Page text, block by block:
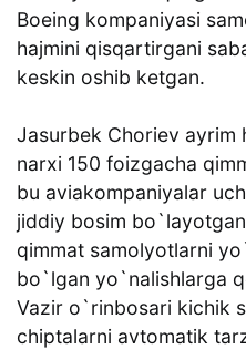
Boeing kompaniyasi
hajmini qisqartirgani
keskin oshib ketgan.
Jasurbek Choriev ayrim
narxi 150 foizgacha
bu aviakompaniyalar
jiddiy bosim
qimmat samolyotlarni
bo`lgan yo`nalishlarga
Vazir o`rinbosari kichik
chiptalarni avtomatik